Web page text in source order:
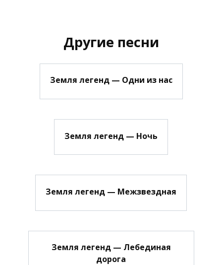
Другие песни
Земля легенд — Одни из нас
Земля легенд — Ночь
Земля легенд — Межзвездная
Земля легенд — Лебединая
дорога